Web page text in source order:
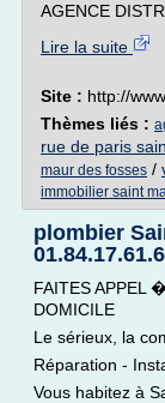
AGENCE
Lire la suite
Site : http://
Thèmes liés :
rue de paris
maur des fosses /
immobilier saint
plombier
FAITES APPEL
DOMICILE
Le sérieux, la
Réparation -
Vous habitez à